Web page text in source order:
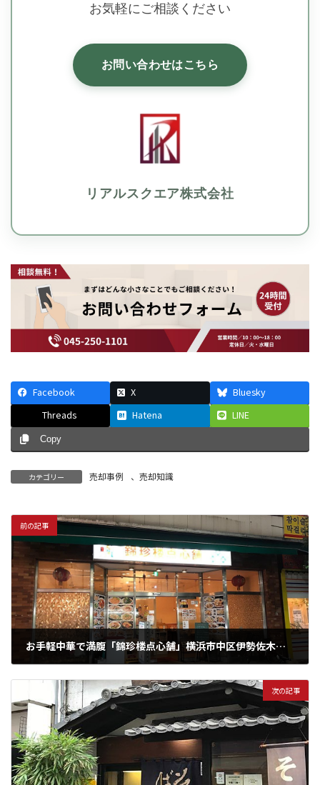
お気軽にご相談ください
お問い合わせはこちら
リアルスクエア株式会社
Facebook X
Bluesky
Threads
Hatena LINE
Copy
カテゴリー 売却事例 、 売却知識
前の記事
お手軽中華で満腹「錦珍楼点心舗」横浜市中区伊勢佐木町エリア情報
次の記事